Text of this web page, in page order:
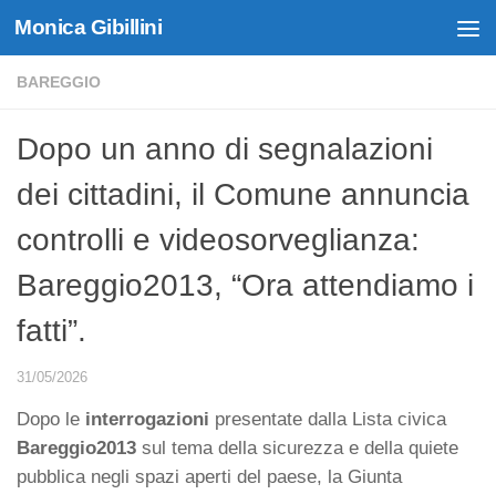
Skip to content
Monica Gibillini
BAREGGIO
Dopo un anno di segnalazioni
dei cittadini, il Comune annuncia
controlli e videosorveglianza:
Bareggio2013, “Ora attendiamo i
fatti”.
31/05/2026
Dopo le interrogazioni presentate dalla Lista civica
Bareggio2013 sul tema della sicurezza e della quiete
pubblica negli spazi aperti del paese, la Giunta